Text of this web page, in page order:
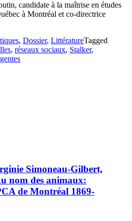
candidate à la maîtrise en études
à Montréal et co-directrice
, Dossier, LittératureTagged
, réseaux sociaux, Stalker,
Simoneau-Gilbert,
nom des animaux:
de Montréal 1869-